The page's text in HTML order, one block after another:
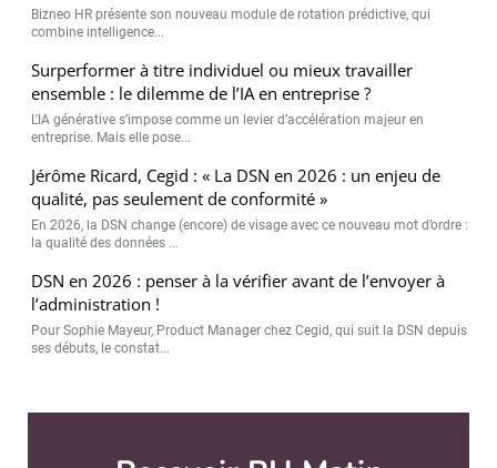
Bizneo HR présente son nouveau module de rotation prédictive, qui
combine intelligence...
Surperformer à titre individuel ou mieux travailler
ensemble : le dilemme de l’IA en entreprise ?
L’IA générative s’impose comme un levier d’accélération majeur en
entreprise. Mais elle pose...
Jérôme Ricard, Cegid : « La DSN en 2026 : un enjeu de
qualité, pas seulement de conformité »
En 2026, la DSN change (encore) de visage avec ce nouveau mot d’ordre :
la qualité des données ...
DSN en 2026 : penser à la vérifier avant de l’envoyer à
l’administration !
Pour Sophie Mayeur, Product Manager chez Cegid, qui suit la DSN depuis
ses débuts, le constat...